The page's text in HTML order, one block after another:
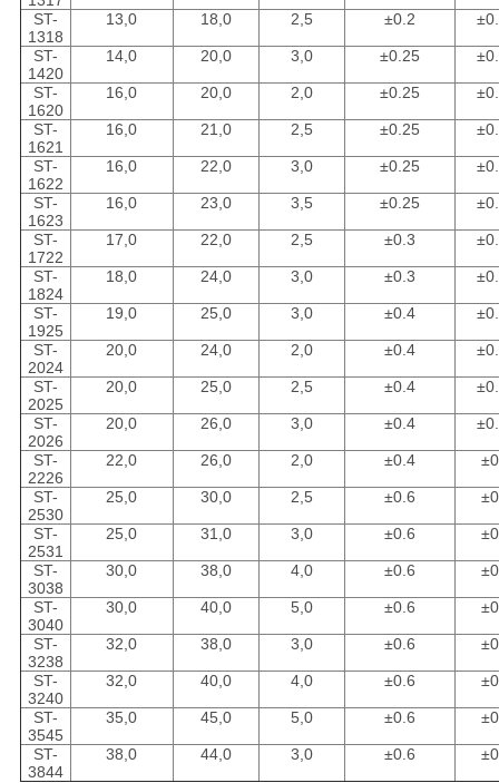
ST-
1318
13,0 18,0 2,5 ±0.2
ST-
1420
14,0 20,0 3,0 ±0.25
ST-
1620
16,0 20,0 2,0 ±0.25
ST-
1621
16,0 21,0 2,5 ±0.25
ST-
1622
16,0 22,0 3,0 ±0.25
ST-
1623
16,0 23,0 3,5 ±0.25
ST-
1722
17,0 22,0 2,5 ±0.3
ST-
1824
18,0 24,0 3,0 ±0.3
ST-
1925
19,0 25,0 3,0 ±0.4
ST-
2024
20,0 24,0 2,0 ±0.4
ST-
2025
20,0 25,0 2,5 ±0.4
ST-
2026
20,0 26,0 3,0 ±0.4
ST-
2226
22,0 26,0 2,0 ±0.4
ST-
2530
25,0 30,0 2,5 ±0.6
ST-
2531
25,0 31,0 3,0 ±0.6
ST-
3038
30,0 38,0 4,0 ±0.6
ST-
3040
30,0 40,0 5,0 ±0.6
ST-
3238
32,0 38,0 3,0 ±0.6
ST-
3240
32,0 40,0 4,0 ±0.6
ST-
3545
35,0 45,0 5,0 ±0.6
ST-
3844
38,0 44,0 3,0 ±0.6